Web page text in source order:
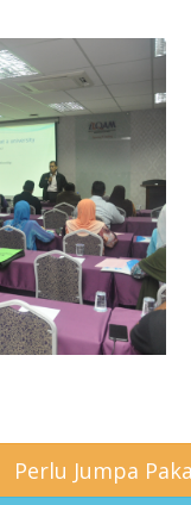
Perlu Jumpa